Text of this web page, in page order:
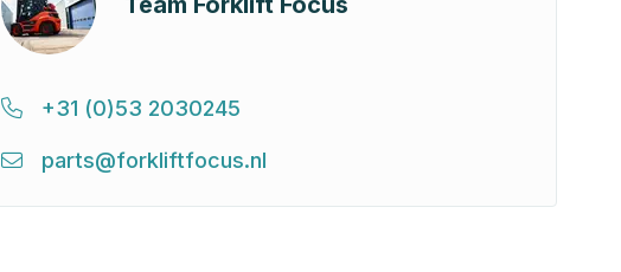
+31 (0)53 2030245
parts@forkliftfocus.nl